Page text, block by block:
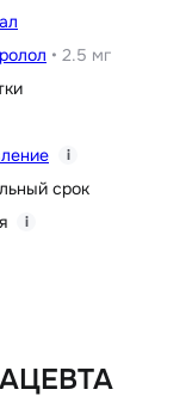
• 2.5 мг
i
срок
i